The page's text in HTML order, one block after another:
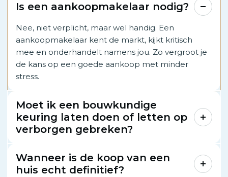
Is een aankoopmakelaar nodig?
Nee, niet verplicht, maar wel handig. Een
aankoopmakelaar kent de markt, kijkt kritisch
mee en onderhandelt namens jou. Zo vergroot je
de kans op een goede aankoop met minder
stress.
Moet ik een bouwkundige
keuring laten doen of letten op
verborgen gebreken?
Wanneer is de koop van een
huis echt definitief?